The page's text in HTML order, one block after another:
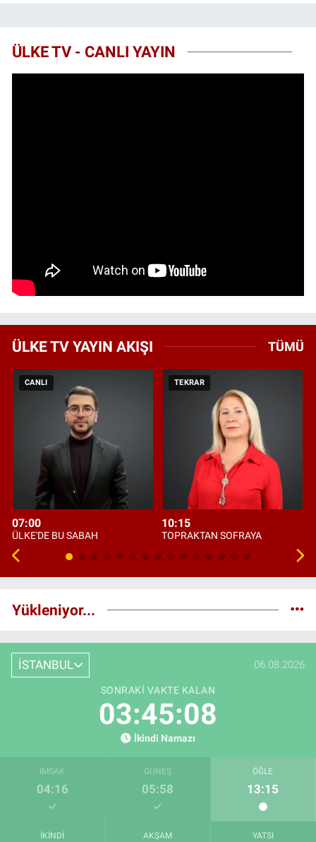
ÜLKE TV - CANLI YAYIN
ÜLKE TV YAYIN AKIŞI TÜMÜ
CANLI
07:00
ÜLKE'DE BU SABAH
TEKRAR
10:15
TOPRAKTAN SOFRAYA
Yükleniyor...
İSTANBUL 06.08.2026
SONRAKI VAKTE KALAN
03:45:07
İkindi Namazı
İMSAK
04:16
GÜNEŞ
05:58
ÖĞLE
13:15
İKINDI AKŞAM YATSI